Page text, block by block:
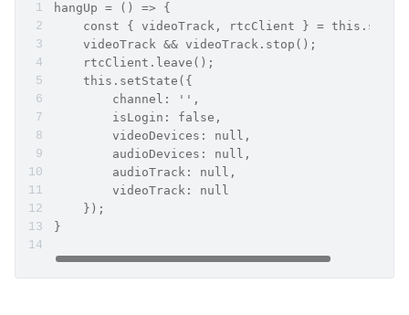
hangUp = () => {
const { videoTrack, rtcClient } =
    videoTrack && videoTrack.stop();
    rtcClient.leave();
    this.setState({
        channel: '',
        isLogin: false,
        videoDevices: null,
        audioDevices: null,
        audioTrack: null,
        videoTrack: null
    });
}